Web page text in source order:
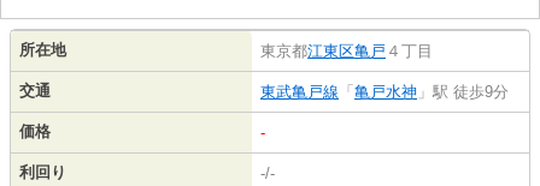
所在地 東京都江東区亀戸 ４丁目
交通 東武亀戸線 「 亀戸水神 」駅 徒歩9分
価格 -
利回り -/-